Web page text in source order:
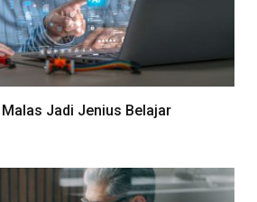
Malas Jadi Jenius Belajar